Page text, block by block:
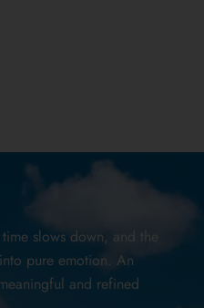
time slows down, and the
pure emotion. An
and refined